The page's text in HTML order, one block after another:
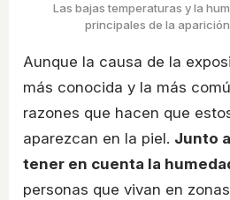
Las bajas temperaturas y la
principales de la
Aunque la causa de la
más conocida y la más
razones que hacen que
aparezcan en la piel. Junto
tener en cuenta la
personas que vivan en